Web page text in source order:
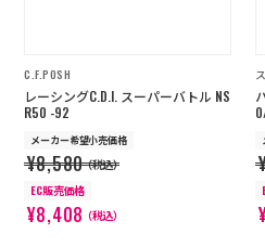
C.F.POSH
レーシングC.D.I. スーパーバトル NS
R50 -92
メーカー希望小売価格
¥8,580（税込）
EC販売価格
¥8,408（税込）